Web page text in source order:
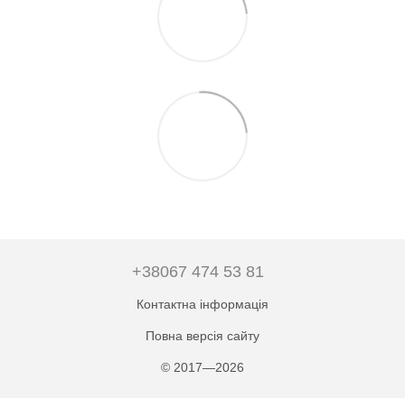
+38067 474 53 81
Контактна інформація
Повна версія сайту
© 2017—2026